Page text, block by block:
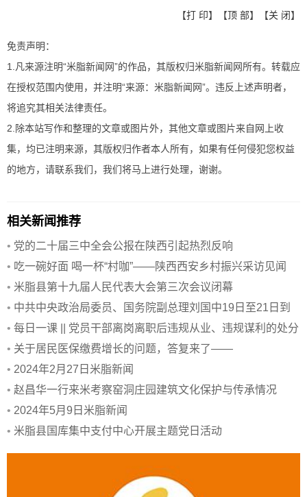
【打 印】【顶 部】【关 闭】
免责声明：
1.凡来源注明“米脂新闻网”的作品，其版权归米脂新闻网所有。转载应
在授权范围内使用，并注明“来源：米脂新闻网”。违反上述声明者，
将追究其相关法律责任。
2.除本站写作和整理的文章或图片外，其他文章或图片来自网上收
集，均已注明来源，其版权归作者本人所有，如果有任何侵犯您权益
的地方，请联系我们，我们将马上进行处理，谢谢。
相关新闻推荐
• 党的二十届三中全会公报在陕西引起热烈反响
• 吃一碗好面 喝一杯“村咖”——陕西西安乡村振兴采访见闻
• 米脂县第十九届人民代表大会第三次会议闭幕
• 中共中央政治局委员、国务院副总理刘国中19日至21日到
陕西调研
• 每日一课 || 党员干部离岗离职后违规从业、违规谋利的处分
规定
• 关于居民医保缴费增长的问题，答复来了——
• 2024年2月27日米脂新闻
• 赵昌华一行来米考察窑洞庄园建筑文化保护与传承情况
• 2024年5月9日米脂新闻
• 米脂县国库集中支付中心开展主题党日活动